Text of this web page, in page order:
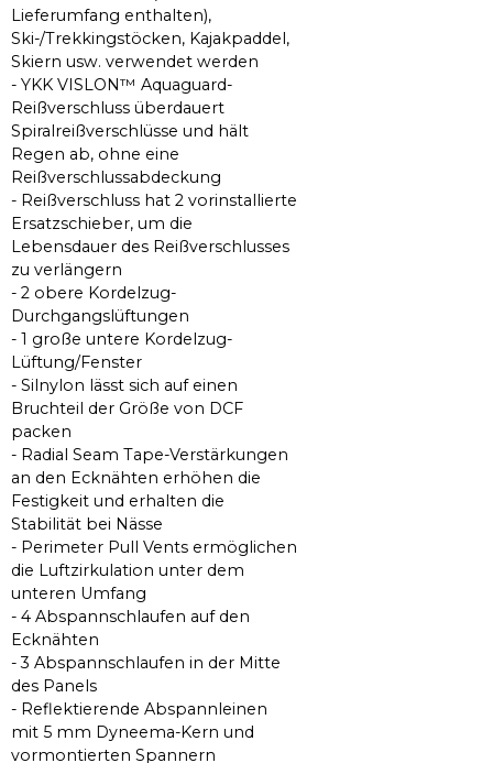
Lieferumfang enthalten),
Ski-/Trekkingstöcken, Kajakpaddel,
Skiern usw. verwendet werden
- YKK VISLON™ Aquaguard-
Reißverschluss überdauert
Spiralreißverschlüsse und hält
Regen ab, ohne eine
Reißverschlussabdeckung
- Reißverschluss hat 2 vorinstallierte
Ersatzschieber, um die
Lebensdauer des Reißverschlusses
zu verlängern
- 2 obere Kordelzug-
Durchgangslüftungen
- 1 große untere Kordelzug-
Lüftung/Fenster
- Silnylon lässt sich auf einen
Bruchteil der Größe von DCF
packen
- Radial Seam Tape-Verstärkungen
an den Ecknähten erhöhen die
Festigkeit und erhalten die
Stabilität bei Nässe
- Perimeter Pull Vents ermöglichen
die Luftzirkulation unter dem
unteren Umfang
- 4 Abspannschlaufen auf den
Ecknähten
- 3 Abspannschlaufen in der Mitte
des Panels
- Reflektierende Abspannleinen
mit 5 mm Dyneema-Kern und
vormontierten Spannern